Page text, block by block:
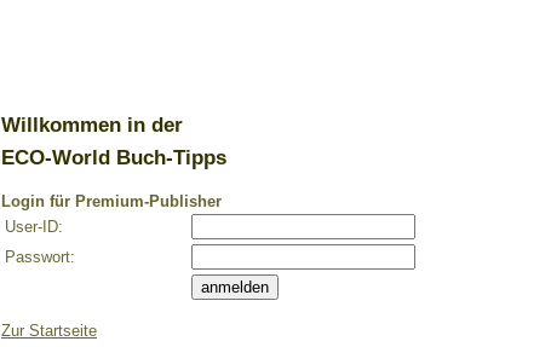
Willkommen in der
ECO-World Buch-Tipps
Login für Premium-Publisher
User-ID:
Passwort:
Zur Startseite